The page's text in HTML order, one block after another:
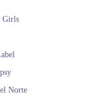
Girls
Norte